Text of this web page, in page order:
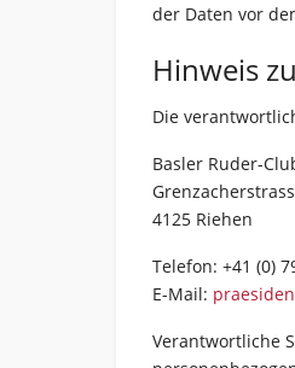
der Daten vor
Hinweis
Die
Basler Ruder-
4125 Riehen
Telefon: +41 (0)
E-Mail:
Verantwortliche